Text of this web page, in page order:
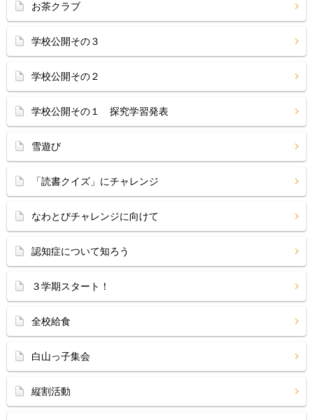
お茶クラブ
学校公開その３
学校公開その２
学校公開その１ 探究学習発表
雪遊び
「読書クイズ」にチャレンジ
なわとびチャレンジに向けて
認知症について知ろう
３学期スタート！
全校給食
白山っ子集会
縦割活動